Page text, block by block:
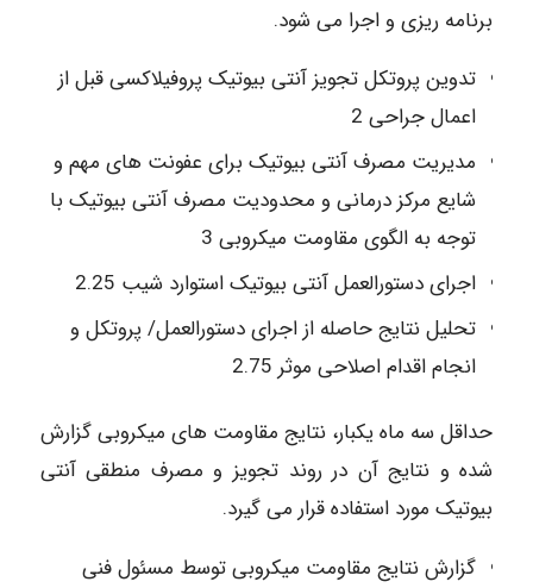
برنامه ریزی و اجرا می شود.
تدوین پروتکل تجویز آنتی بیوتیک پروفیلاکسی قبل از
اعمال جراحی 2
مدیریت مصرف آنتی بیوتیک برای عفونت های مهم و
شایع مرکز درمانی و محدودیت مصرف آنتی بیوتیک با
توجه به الگوی مقاومت میکروبی 3
اجرای دستورالعمل آنتی بیوتیک استوارد شیب 2.25
تحلیل نتایج حاصله از اجرای دستورالعمل/ پروتکل و
انجام اقدام اصلاحی موثر 2.75
حداقل سه ماه یکبار، نتایج مقاومت های میکروبی گزارش
شده و نتایج آن در روند تجویز و مصرف منطقی آنتی
بیوتیک مورد استفاده قرار می گیرد.
گزارش نتایج مقاومت میکروبی توسط مسئول فنی